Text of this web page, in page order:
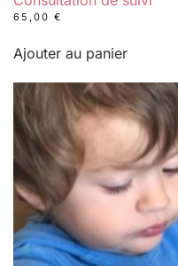
65,00 €
Ajouter au panier